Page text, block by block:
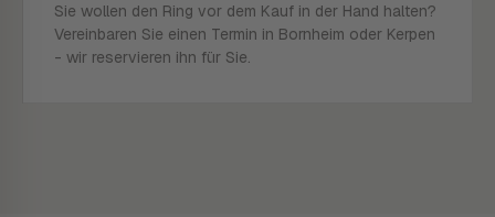
Sie wollen den Ring vor dem Kauf in der Hand halten?
Vereinbaren Sie einen Termin in Bornheim oder Kerpen
- wir reservieren ihn für Sie.